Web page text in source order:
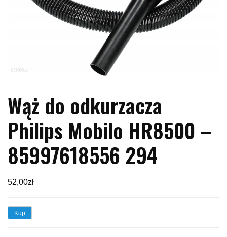
Wąż do odkurzacza
Philips Mobilo HR8500 –
85997618556 294
52,00zł
Kup